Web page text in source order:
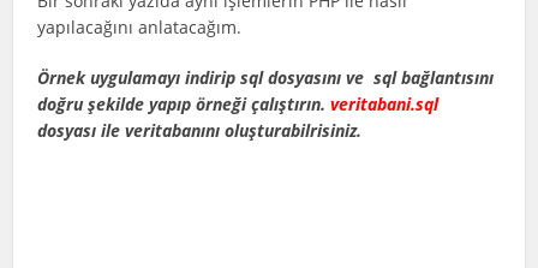
yapılacağını anlatacağım.
Örnek uygulamayı indirip sql dosyasını ve sql bağlantısını
doğru şekilde yapıp örneği çalıştırın.veritabani.sql
dosyası ile veritabanını oluşturabilrisiniz.